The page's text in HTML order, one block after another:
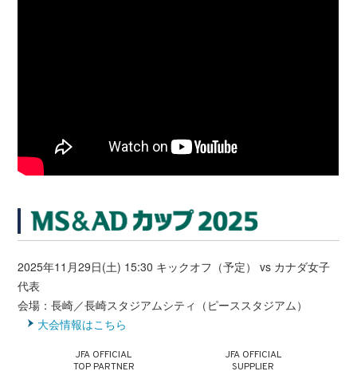
2025年11月29日(土) 15:30 キックオフ（予定） vs カナダ女子
代表
会場：長崎／長崎スタジアムシティ（ピーススタジアム）
大会情報はこちら
JFA OFFICIAL
TOP PARTNER
JFA OFFICIAL
SUPPLIER